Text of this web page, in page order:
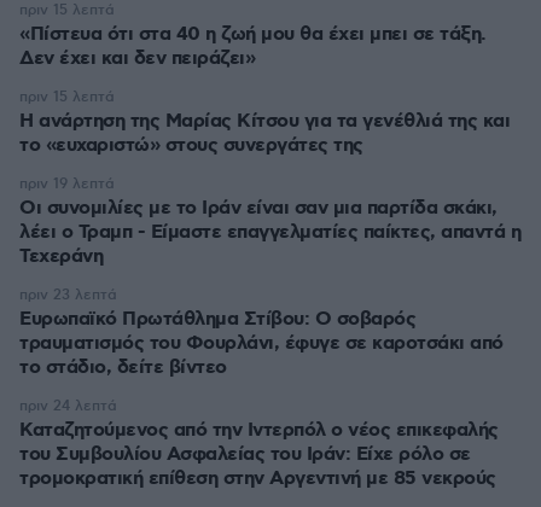
«Πίστευα ότι στα 40 η ζωή μου θα έχει μπει σε τάξη.
Δεν έχει και δεν πειράζει»
πριν 15 λεπτά
Η ανάρτηση της Μαρίας Κίτσου για τα γενέθλιά της και
το «ευχαριστώ» στους συνεργάτες της
πριν 15 λεπτά
Οι συνομιλίες με το Ιράν είναι σαν μια παρτίδα σκάκι,
λέει ο Τραμπ - Είμαστε επαγγελματίες παίκτες, απαντά η
Τεχεράνη
πριν 19 λεπτά
Ευρωπαϊκό Πρωτάθλημα Στίβου: Ο σοβαρός
τραυματισμός του Φουρλάνι, έφυγε σε καροτσάκι από
το στάδιο, δείτε βίντεο
πριν 23 λεπτά
Καταζητούμενος από την Ιντερπόλ ο νέος επικεφαλής
του Συμβουλίου Ασφαλείας του Ιράν: Είχε ρόλο σε
τρομοκρατική επίθεση στην Αργεντινή με 85 νεκρούς
πριν 24 λεπτά